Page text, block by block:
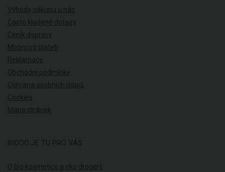
Výhody nákupu u nás
Často kladené dotazy
Ceník dopravy
Možnosti plateb
Reklamace
Obchodní podmínky
Ochrana osobních údajů
Cookies
Mapa stránek
BIOOO JE TU PRO VÁS
O bio kosmetice a eko drogerii